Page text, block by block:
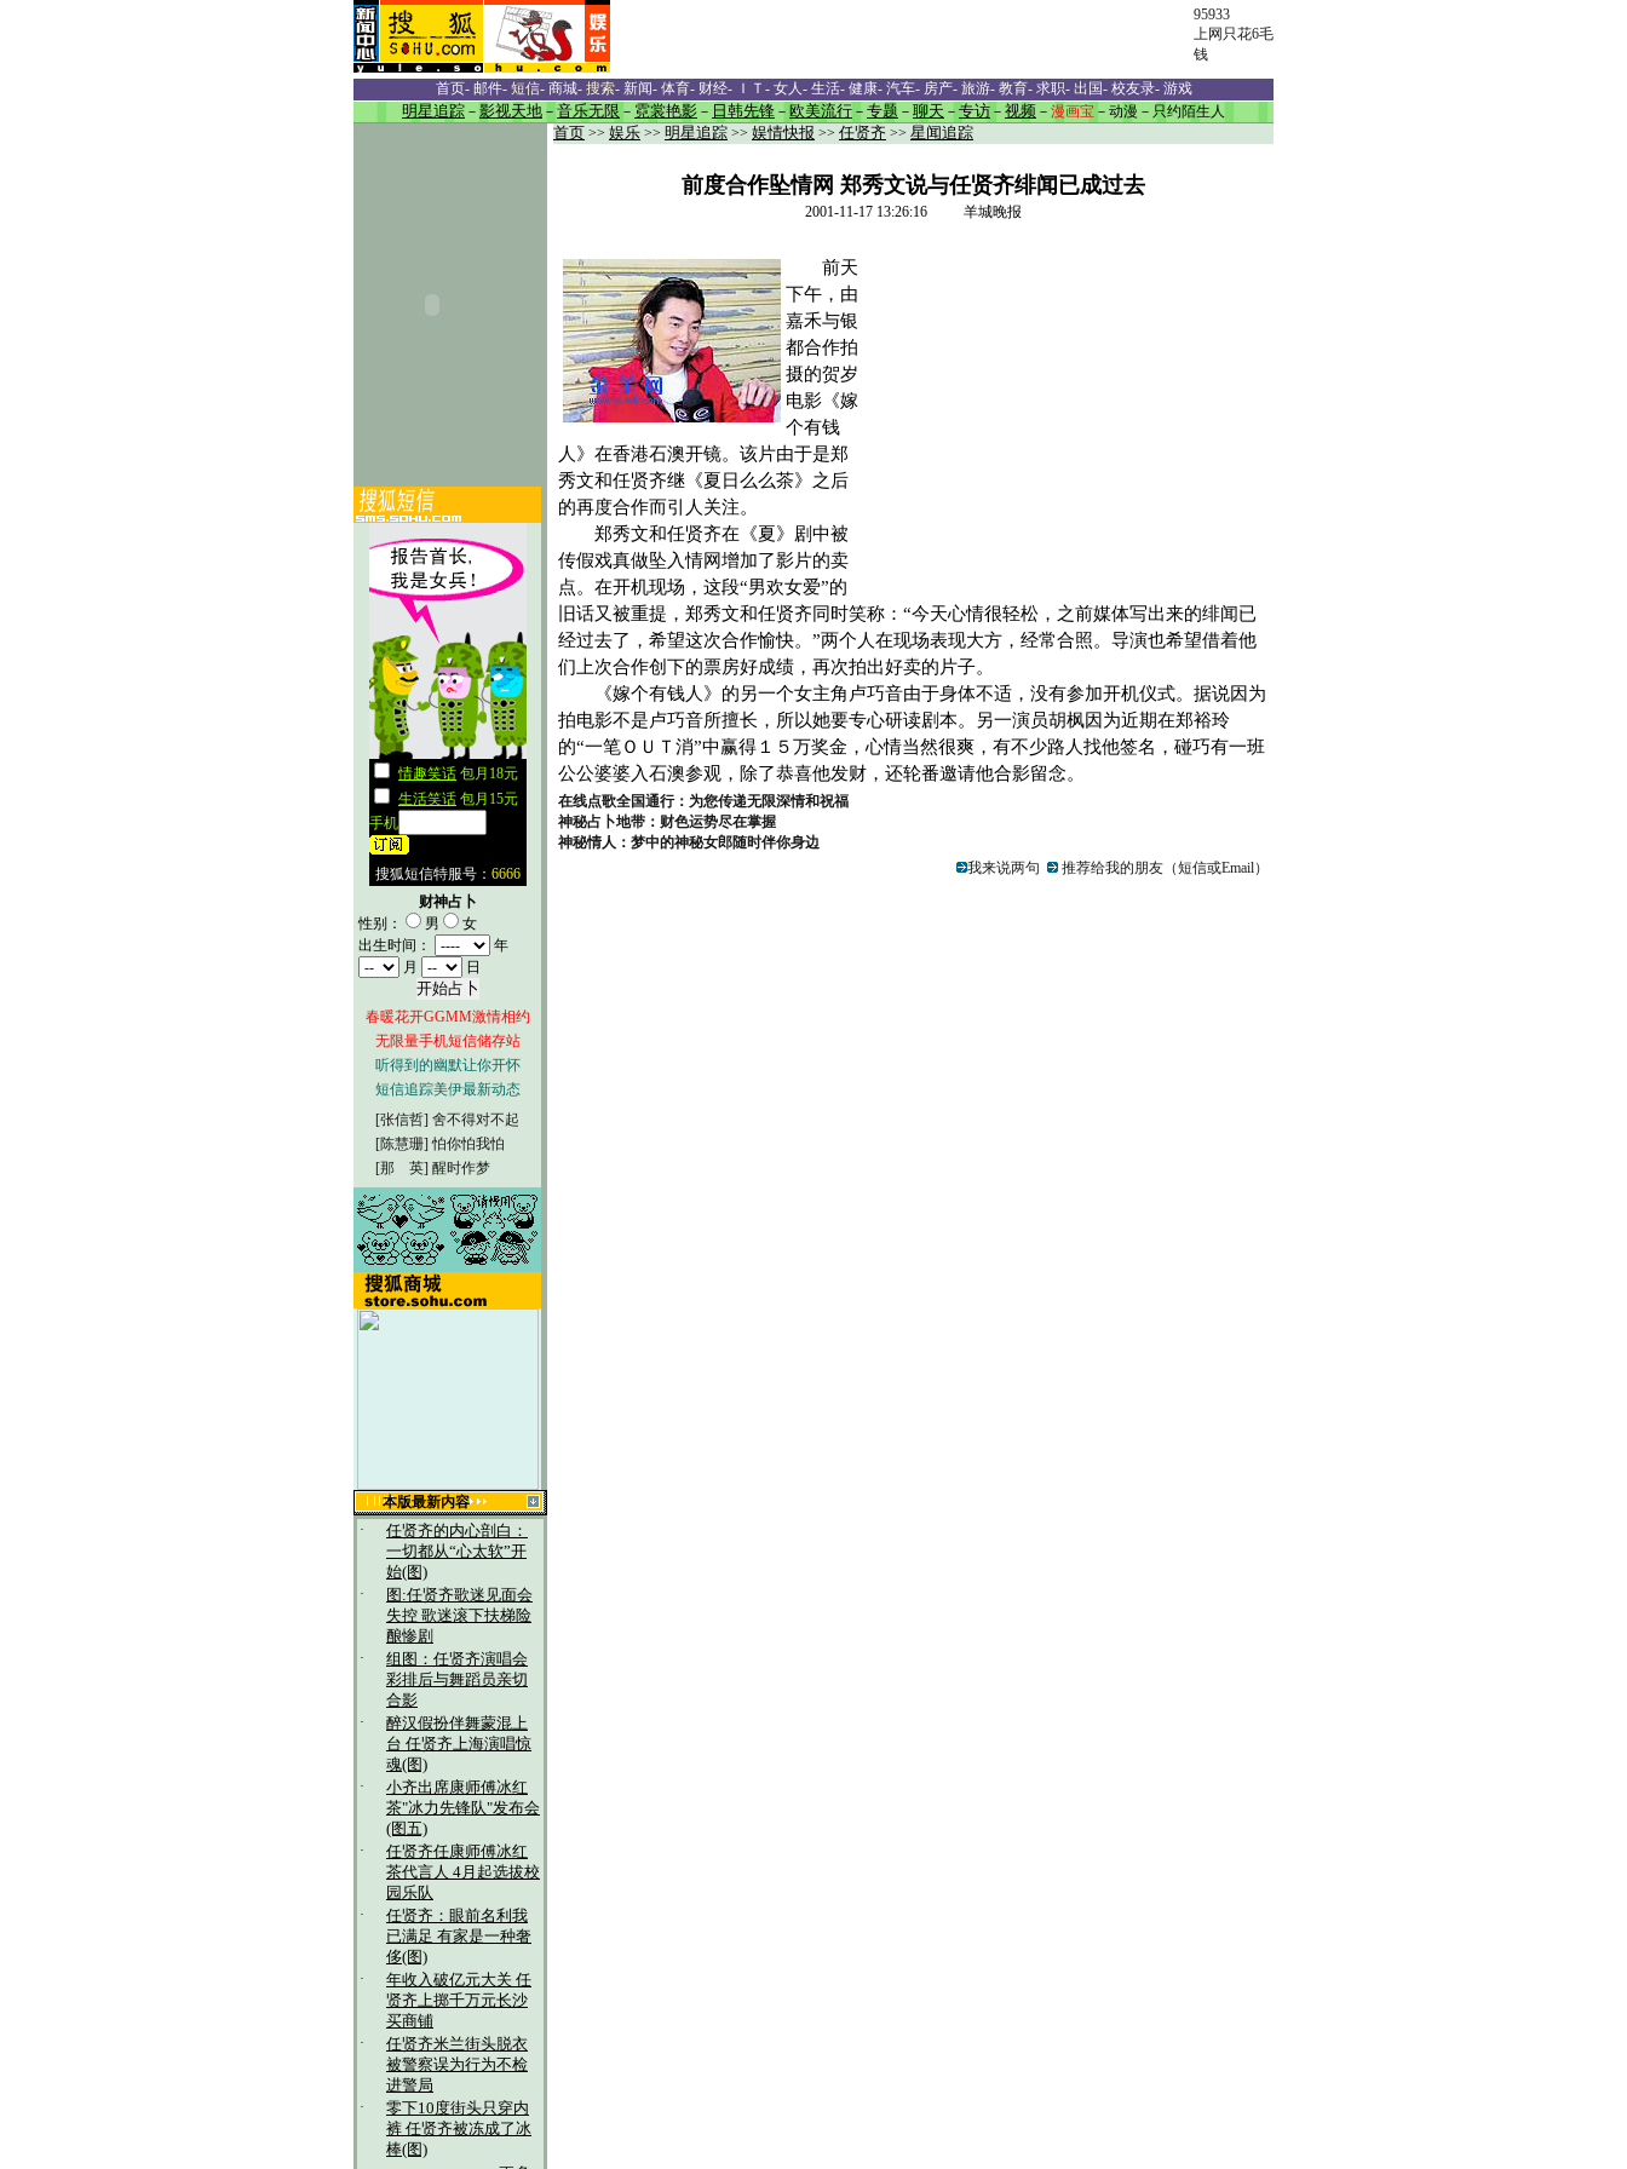
95933
上网只花6毛
钱
首页- 邮件- 短信- 商城- 搜索- 新闻- 体育- 财经- ＩＴ - 女人- 生活- 健康- 汽车- 房产- 旅游- 教育- 求职- 出国- 校友录- 游戏
明星追踪 － 影视天地 － 音乐无限 － 霓裳艳影 － 日韩先锋 － 欧美流行 － 专题 － 聊天 － 专访 － 视频 － 漫画宝 － 动漫 － 只约陌生人
财神占卜
性别：
男
女
出生时间：
年
月
日
春暖花开GGMM激情相约
无限量手机短信储存站
听得到的幽默让你开怀
短信追踪美伊最新动态
[张信哲] 舍不得对不起
[陈慧珊] 怕你怕我怕
[那 英] 醒时作梦
本版最新内容
·
任贤齐的内心剖白：
一切都从“心太软”开
始(图)
·
图:任贤齐歌迷见面会
失控 歌迷滚下扶梯险
酿惨剧
·
组图：任贤齐演唱会
彩排后与舞蹈员亲切
合影
·
醉汉假扮伴舞蒙混上
台 任贤齐上海演唱惊
魂(图)
·
小齐出席康师傅冰红
茶"冰力先锋队"发布会
(图五)
·
任贤齐任康师傅冰红
茶代言人 4月起选拔校
园乐队
·
任贤齐：眼前名利我
已满足 有家是一种奢
侈(图)
·
年收入破亿元大关 任
贤齐上掷千万元长沙
买商铺
·
任贤齐米兰街头脱衣
被警察误为行为不检
进警局
·
零下10度街头只穿内
裤 任贤齐被冻成了冰
棒(图)
首页 >> 娱乐 >> 明星追踪 >> 娱情快报 >> 任贤齐 >> 星闻追踪
前度合作坠情网 郑秀文说与任贤齐绯闻已成过去
2001-11-17 13:26:16 羊城晚报
前天
下午，由
嘉禾与银
都合作拍
摄的贺岁
电影《嫁
个有钱
人》在香港石澳开镜。该片由于是郑
秀文和任贤齐继《夏日么么茶》之后
的再度合作而引人关注。
郑秀文和任贤齐在《夏》剧中被
传假戏真做坠入情网增加了影片的卖
点。在开机现场，这段“男欢女爱”的
旧话又被重提，郑秀文和任贤齐同时笑称：“今天心情很轻松，之前媒体写出来的绯闻已
经过去了，希望这次合作愉快。”两个人在现场表现大方，经常合照。导演也希望借着他
们上次合作创下的票房好成绩，再次拍出好卖的片子。
《嫁个有钱人》的另一个女主角卢巧音由于身体不适，没有参加开机仪式。据说因为
拍电影不是卢巧音所擅长，所以她要专心研读剧本。另一演员胡枫因为近期在郑裕玲
的“一笔ＯＵＴ消”中赢得１５万奖金，心情当然很爽，有不少路人找他签名，碰巧有一班
公公婆婆入石澳参观，除了恭喜他发财，还轮番邀请他合影留念。
在线点歌全国通行：为您传递无限深情和祝福
神秘占卜地带：财色运势尽在掌握
神秘情人：梦中的神秘女郎随时伴你身边
我来说两句
推荐给我的朋友（短信或Email）